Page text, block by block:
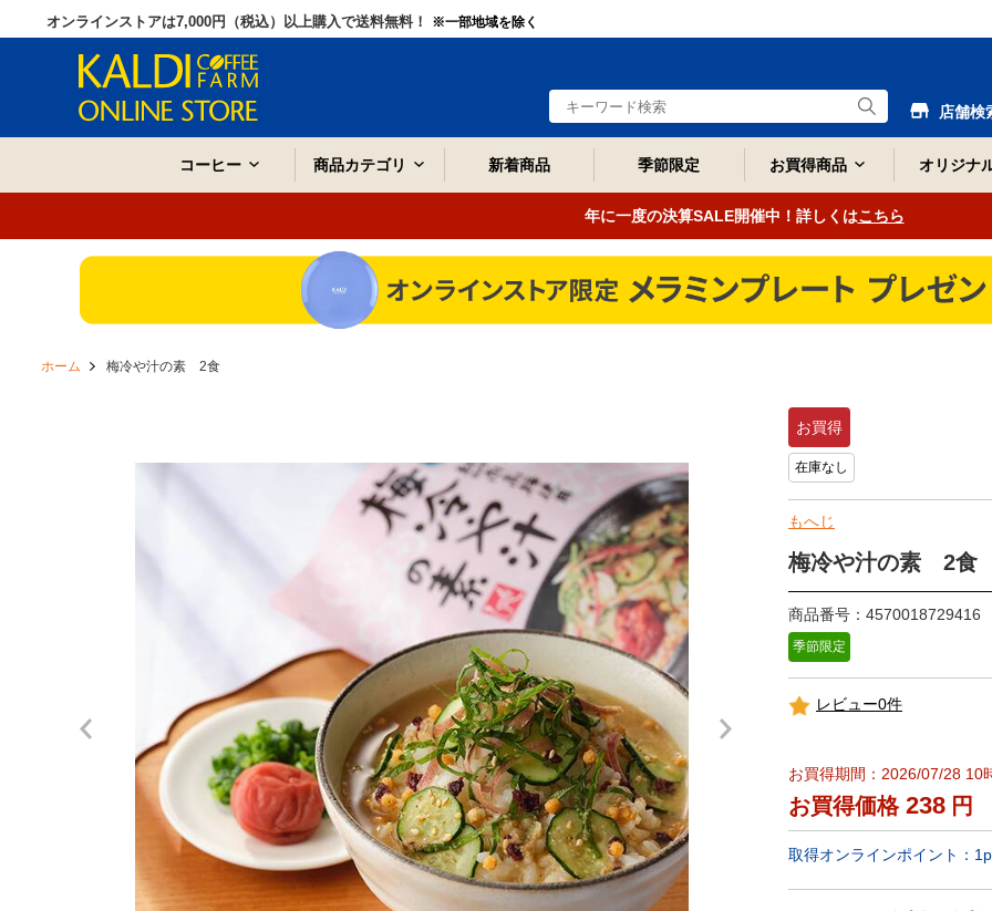
オンラインストアは7,000円（税込）以上購入で送料無料！ ※一部地域を除く
店舗検
コーヒー 商品カテゴリ 新着商品 季節限定 お買得商品 オリジナ
年に一度の決算SALE開催中！詳しくはこちら
ホーム 梅冷や汁の素 2食
お買得
在庫なし
もへじ
梅冷や汁の素 2食
商品番号：4570018729416
季節限定
レビュー0件
お買得期間：2026/07/28 10
お買得価格 238 円
取得オンラインポイント： 1